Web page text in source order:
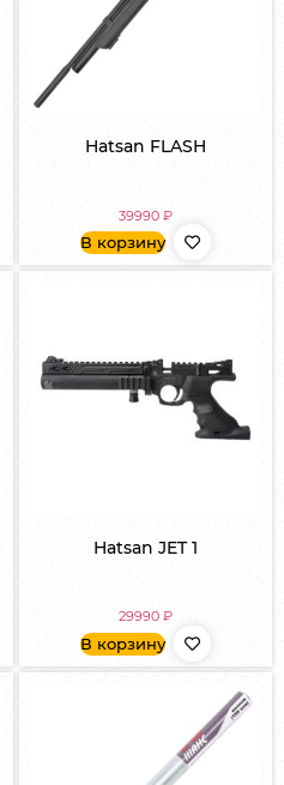
Hatsan FLASH
39990 ₽
В корзину
Hatsan JET 1
29990 ₽
В корзину